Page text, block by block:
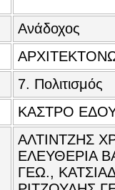
Ανάδοχος
7. Πολιτισμός
ΚΑΣΤΡΟ
ΑΛΤΙΝΤΖΗΣ
ΕΛΕΥΘΕΡΙΑ
ΓΕΩ.,